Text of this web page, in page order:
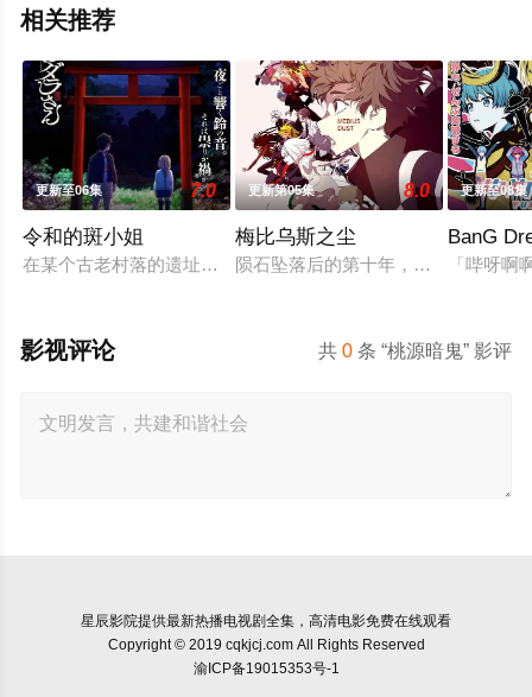
相关推荐
更新至06集 7.0
令和的斑小姐
在某个古老村落的遗址深处，那一片禁止入内的区域里，存在着
更新第05集 8.0
梅比乌斯之尘
陨石坠落后的第十年，由于巨大结晶
更新至08集
BanG
「哔呀
共0 条 “桃源暗鬼” 影评
影视评论
星辰影院提供最新热播电视剧全集，高清电影免费在线观看
Copyright © 2019 cqkjcj.com All Rights Reserved
渝ICP备19015353号-1